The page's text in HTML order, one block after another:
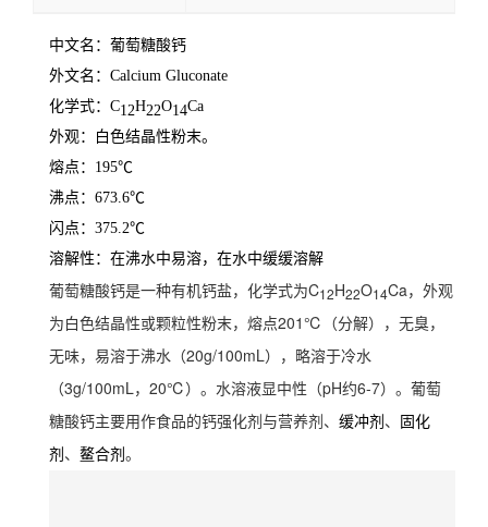
中文名：葡萄糖酸钙
外文名：Calcium Gluconate
化学式：C12H22O14Ca
外观：白色结晶性粉末。
熔点：195℃
沸点：673.6℃
闪点：375.2℃
溶解性：在沸水中易溶，在水中缓缓溶解
葡萄糖酸钙是一种有机钙盐，化学式为C12H22O14Ca，外观
为白色结晶性或颗粒性粉末，熔点201℃（分解），无臭，
无味，易溶于沸水（20g/100mL），略溶于冷水
（3g/100mL， 20℃）。水溶液显中性（pH约6-7）。葡萄
糖酸钙主要用作食品的钙强化剂与营养剂、 缓冲剂 、
固化
剂 、 鳌合剂 。